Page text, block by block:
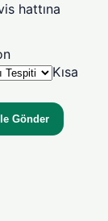
hattına
Kısa
Gönder